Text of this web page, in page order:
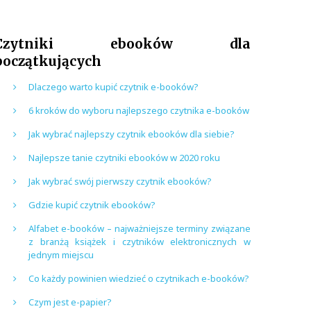
ebooków dla
Dlaczego warto kupić czytnik e-booków?
6 kroków do wyboru najlepszego czytnika e-booków
Jak wybrać najlepszy czytnik ebooków dla siebie?
Najlepsze tanie czytniki ebooków w 2020 roku
Jak wybrać swój pierwszy czytnik ebooków?
Gdzie kupić czytnik ebooków?
Alfabet e-booków – najważniejsze terminy związane
z branżą książek i czytników elektronicznych w
jednym miejscu
Co każdy powinien wiedzieć o czytnikach e-booków?
Czym jest e-papier?